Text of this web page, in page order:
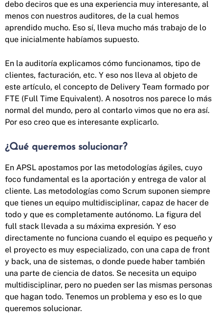
debo deciros que es una experiencia muy interesante, al
menos con nuestros auditores, de la cual hemos
aprendido mucho. Eso sí, lleva mucho más trabajo de lo
que inicialmente habíamos supuesto.
En la auditoría explicamos cómo funcionamos, tipo de
clientes, facturación, etc. Y eso nos lleva al objeto de
este artículo, el concepto de Delivery Team formado por
FTE (Full Time Equivalent). A nosotros nos parece lo más
normal del mundo, pero al contarlo vimos que no era así.
Por eso creo que es interesante explicarlo.
¿Qué queremos solucionar?
En APSL apostamos por las metodologías ágiles, cuyo
foco fundamental es la aportación y entrega de valor al
cliente. Las metodologías como Scrum suponen siempre
que tienes un equipo multidisciplinar, capaz de hacer de
todo y que es completamente autónomo. La figura del
full stack llevada a su máxima expresión. Y eso
directamente no funciona cuando el equipo es pequeño y
el proyecto es muy especializado, con una capa de front
y back, una de sistemas, o donde puede haber también
una parte de ciencia de datos. Se necesita un equipo
multidisciplinar, pero no pueden ser las mismas personas
que hagan todo. Tenemos un problema y eso es lo que
queremos solucionar.